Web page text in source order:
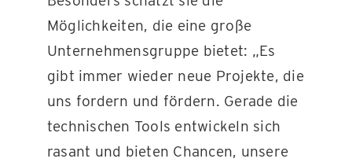
Möglichkeiten, die eine große
Unternehmensgruppe bietet: „Es
gibt immer wieder neue Projekte, die
uns fordern und fördern. Gerade die
technischen Tools entwickeln sich
rasant und bieten Chancen, unsere